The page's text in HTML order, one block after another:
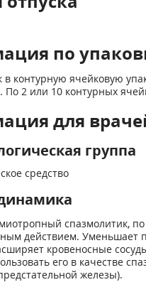
по
в контурную ячейковую
По 2 или 10 контурных
для
группа
средство
спазмолитик,
действием. Уменьшает
кровеносные
его в качестве
железы).